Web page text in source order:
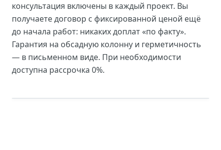
консультация включены в каждый проект. Вы
получаете договор с фиксированной ценой ещё
до начала работ: никаких доплат «по факту».
Гарантия на обсадную колонну и герметичность
— в письменном виде. При необходимости
доступна рассрочка 0%.